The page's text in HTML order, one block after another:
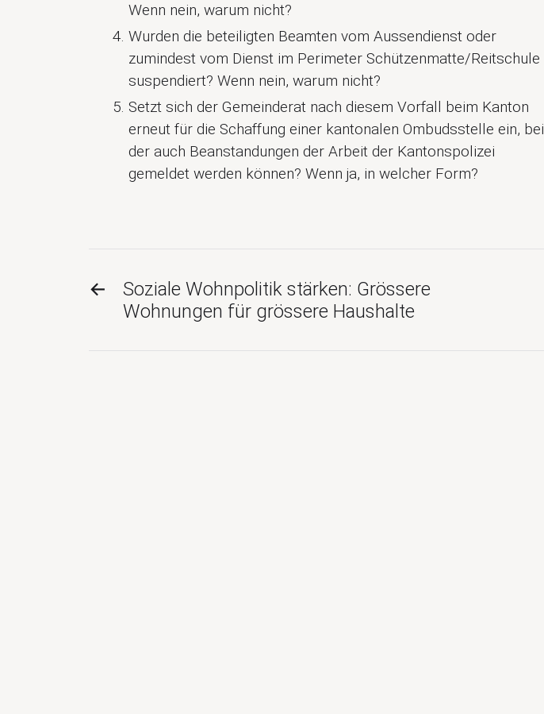
Wenn nein, warum nicht?
Wurden die beteiligten Beamten vom Aussendienst oder
zumindest vom Dienst im Perimeter Schützenmatte/Reitschule
suspendiert? Wenn nein, warum nicht?
Setzt sich der Gemeinderat nach diesem Vorfall beim Kanton
erneut für die Schaffung einer kantonalen Ombudsstelle ein, bei
der auch Beanstandungen der Arbeit der Kantonspolizei
gemeldet werden können? Wenn ja, in welcher Form?
←
Soziale Wohnpolitik stärken: Grössere
Wohnungen für grössere Haushalte